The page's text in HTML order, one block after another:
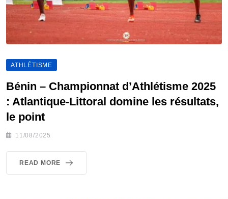
ATHLÉTISME
Bénin – Championnat d’Athlétisme 2025
: Atlantique-Littoral domine les résultats,
le point
11/08/2025
READ MORE